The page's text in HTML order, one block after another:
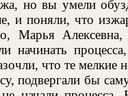
но вы умели
и поняли, что
Марья
начинать
что те мелкие
подвергали бы